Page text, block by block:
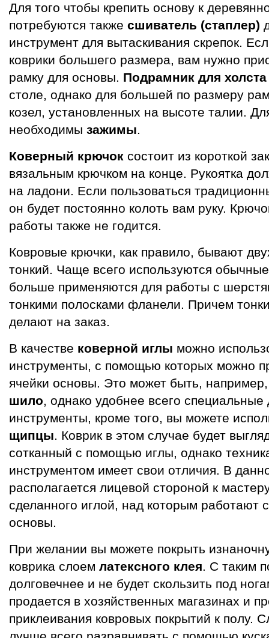
Для того чтобы крепить основу к
потребуются также сшиватель (стаплер)
инструмент для вытаскивания скрепок.
коврики большего размера, вам нужно
рамку для основы. Подрамник для
столе, однако для большей по размеру
козел, установленных на высоте талии.
необходимы зажимы.
Коверный крючок состоит из короткой
вязальным крючком на конце. Рукоятка
на ладони. Если пользоваться
он будет постоянно колоть вам руку.
работы также не годится.
Ковровые крючки, как правило, бывают
тонкий. Чаще всего используются
больше применяются для работы с
тонкими полосками фланели. Причем
делают на заказ.
В качестве коверной иглы можно
инструменты, с помощью которых можно
ячейки основы. Это может быть,
шило, однако удобнее всего
инструменты, кроме того, вы можете
щипцы. Коврик в этом случае будет
сотканный с помощью иглы, однако
инструментом имеет свои отличия. В
располагается лицевой стороной к
сделанного иглой, над которым работают
основы.
При желании вы можете покрыть
коврика слоем латексного клея. С таким
долговечнее и не будет скользить под
продается в хозяйственных магазинах и
приклеивания ковровых покрытий к полу.